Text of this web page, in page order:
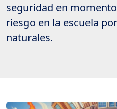
seguridad en
riesgo en la escuela
naturales.